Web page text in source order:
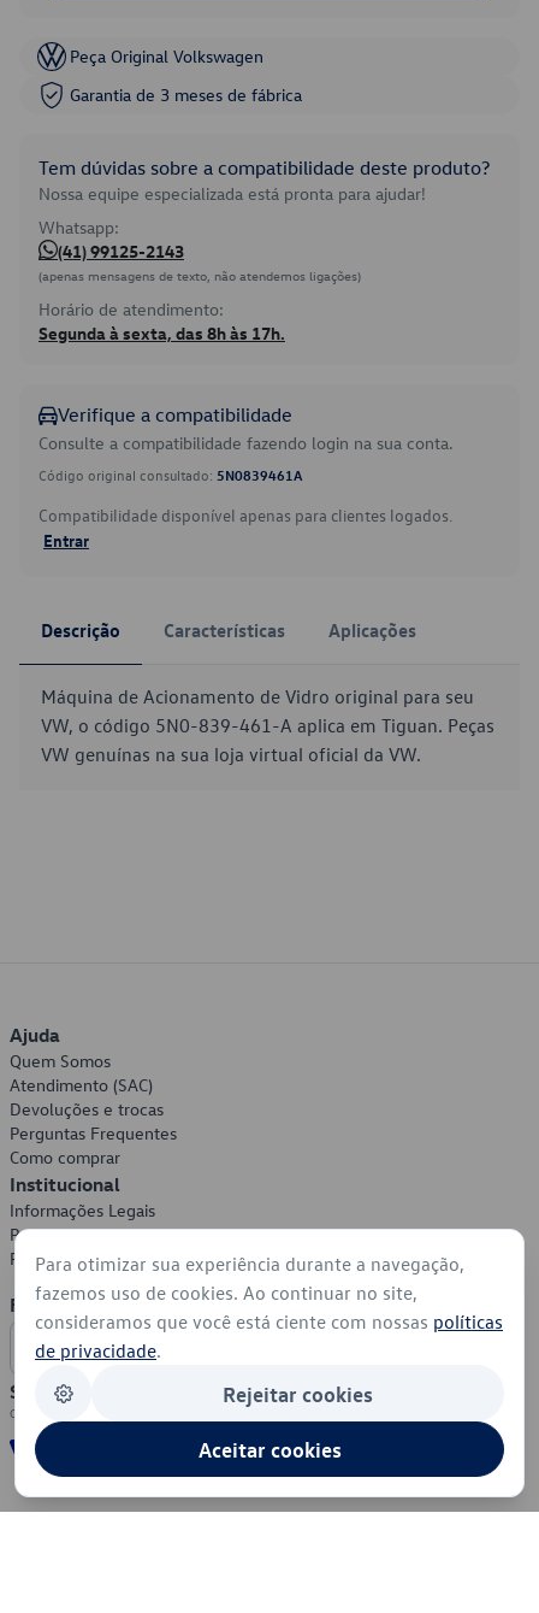
Peça Original Volkswagen
Garantia de 3 meses de fábrica
Tem dúvidas sobre a compatibilidade deste produto?
Nossa equipe especializada está pronta para ajudar!
Whatsapp:
(41) 99125-2143
(apenas mensagens de texto, não atendemos ligações)
Horário de atendimento:
Segunda à sexta, das 8h às 17h.
Verifique a compatibilidade
Consulte a compatibilidade fazendo login na sua conta.
Código original consultado: 5N0839461A
Compatibilidade disponível apenas para clientes logados.
Entrar
Descrição Características Aplicações
Máquina de Acionamento de Vidro original para seu
VW, o código 5N0-839-461-A aplica em Tiguan. Peças
VW genuínas na sua loja virtual oficial da VW.
Ajuda
Quem Somos
Atendimento (SAC)
Devoluções e trocas
Perguntas Frequentes
Como comprar
Institucional
Informações Legais
Política de Privacidade
Política de Cookies
Formas de Pagamento
Segurança
Para otimizar sua experiência durante a navegação,
fazemos uso de cookies. Ao continuar no site,
consideramos que você está ciente com nossas políticas
de privacidade.
Rejeitar cookies
Aceitar cookies